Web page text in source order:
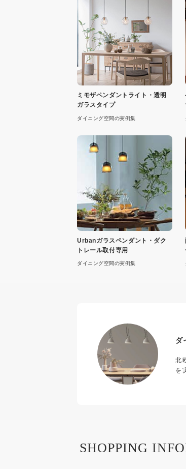
ミモザペンダントライト・透明
ガラスタイプ
ダイニング空間の実例集
Urbanガラスペンダント・ダク
トレール取付専用
ダイニング空間の実例集
ダ
北
を
SHOPPING